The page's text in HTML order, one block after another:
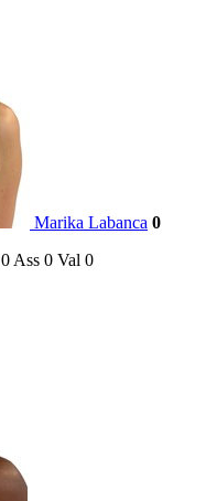
Marika Labanca 0
0 Ass 0 Val 0